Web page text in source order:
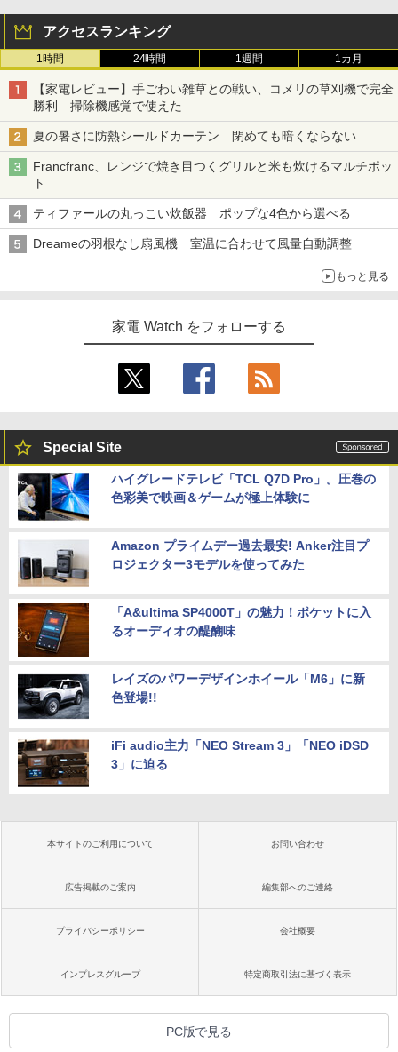
アクセスランキング
1時間 24時間 1週間 1カ月
【家電レビュー】手ごわい雑草との戦い、コメリの草刈機で完全
勝利 掃除機感覚で使えた
夏の暑さに防熱シールドカーテン 閉めても暗くならない
Francfranc、レンジで焼き目つくグリルと米も炊けるマルチポッ
ト
ティファールの丸っこい炊飯器 ポップな4色から選べる
Dreameの羽根なし扇風機 室温に合わせて風量自動調整
もっと見る
家電 Watch をフォローする
Special Site
ハイグレードテレビ「TCL Q7D Pro」。圧巻の
色彩美で映画＆ゲームが極上体験に
Amazon プライムデー過去最安! Anker注目プ
ロジェクター3モデルを使ってみた
「A&ultima SP4000T」の魅力！ポケットに入
るオーディオの醍醐味
レイズのパワーデザインホイール「M6」に新
色登場!!
iFi audio主力「NEO Stream 3」「NEO iDSD
3」に迫る
本サイトのご利用について お問い合わせ
広告掲載のご案内 編集部へのご連絡
プライバシーポリシー 会社概要
インプレスグループ 特定商取引法に基づく表示
PC版で見る